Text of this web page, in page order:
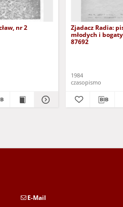
nr 2
Zjadacz Radia:
młodych i
87692
1984
czasopismo
E-Mail